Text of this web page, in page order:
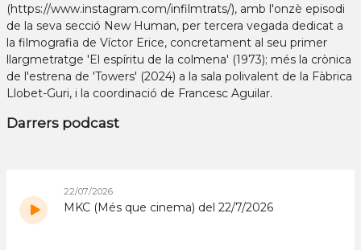
(https://www.instagram.com/infilmtrats/), amb l'onzè episodi
de la seva secció New Human, per tercera vegada dedicat a
la filmografia de Víctor Erice, concretament al seu primer
llargmetratge 'El espíritu de la colmena' (1973); més la crònica
de l'estrena de 'Towers' (2024) a la sala polivalent de la Fàbrica
Llobet-Guri, i la coordinació de Francesc Aguilar.
Darrers podcast
22/07/2026
MKC (Més que cinema) del 22/7/2026